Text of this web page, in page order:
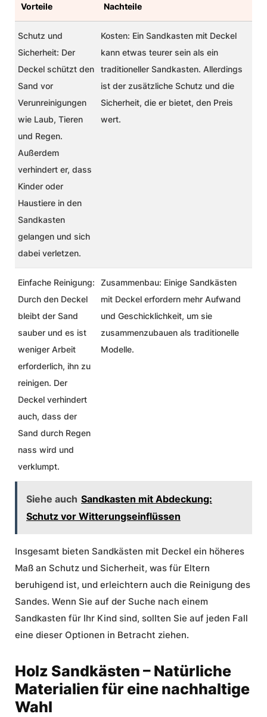
Vorteile Nachteile
Schutz und
Sicherheit: Der
Deckel schützt den
Sand vor
Verunreinigungen
wie Laub, Tieren
und Regen.
Außerdem
verhindert er, dass
Kinder oder
Haustiere in den
Sandkasten
gelangen und sich
dabei verletzen.
Kosten: Ein Sandkasten mit Deckel
kann etwas teurer sein als ein
traditioneller Sandkasten. Allerdings
ist der zusätzliche Schutz und die
Sicherheit, die er bietet, den Preis
wert.
Einfache Reinigung:
Durch den Deckel
bleibt der Sand
sauber und es ist
weniger Arbeit
erforderlich, ihn zu
reinigen. Der
Deckel verhindert
auch, dass der
Sand durch Regen
nass wird und
verklumpt.
Zusammenbau: Einige Sandkästen
mit Deckel erfordern mehr Aufwand
und Geschicklichkeit, um sie
zusammenzubauen als traditionelle
Modelle.
Siehe auch Sandkasten mit Abdeckung:
Schutz vor Witterungseinflüssen
Insgesamt bieten Sandkästen mit Deckel ein höheres
Maß an Schutz und Sicherheit, was für Eltern
beruhigend ist, und erleichtern auch die Reinigung des
Sandes. Wenn Sie auf der Suche nach einem
Sandkasten für Ihr Kind sind, sollten Sie auf jeden Fall
eine dieser Optionen in Betracht ziehen.
Holz Sandkästen – Natürliche
Materialien für eine nachhaltige
Wahl